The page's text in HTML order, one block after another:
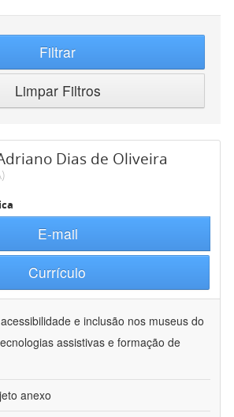
Filtrar
Limpar Filtros
Dias de Oliveira
E-mail
Currículo
acessibilidade e inclusão nos museus do
assistivas e formação de
anexo